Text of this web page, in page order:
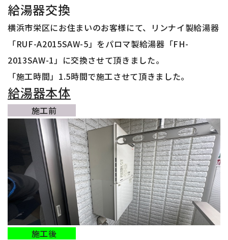
給湯器交換
横浜市栄区にお住まいのお客様にて、リンナイ製給湯器
「RUF-A2015SAW-5」をパロマ製給湯器「FH-
2013SAW-1」に交換させて頂きました。
「施工時間」1.5時間で施工させて頂きました。
給湯器本体
施工前
施工後